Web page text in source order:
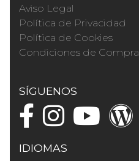
Aviso Legal
Política de Privacidad
Política de Cookies
Condiciones de Compra
SÍGUENOS
IDIOMAS